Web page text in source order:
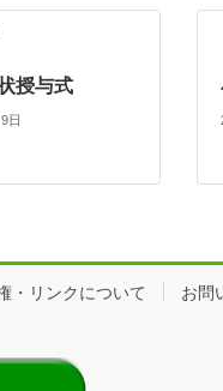
授与式
日
・リンクについて お問